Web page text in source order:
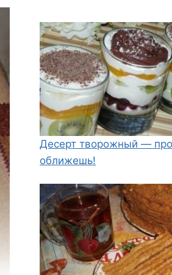
Десерт творожный —
оближешь!